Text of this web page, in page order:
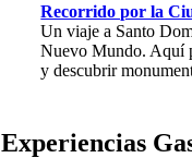
Recorrido por la
Un viaje a Santo
Nuevo Mundo. Aquí
y descubrir
Experiencias